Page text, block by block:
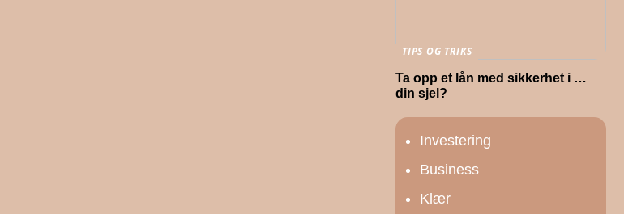
TIPS OG TRIKS
Ta opp et lån med sikkerhet i …
din sjel?
Investering
Business
Klær